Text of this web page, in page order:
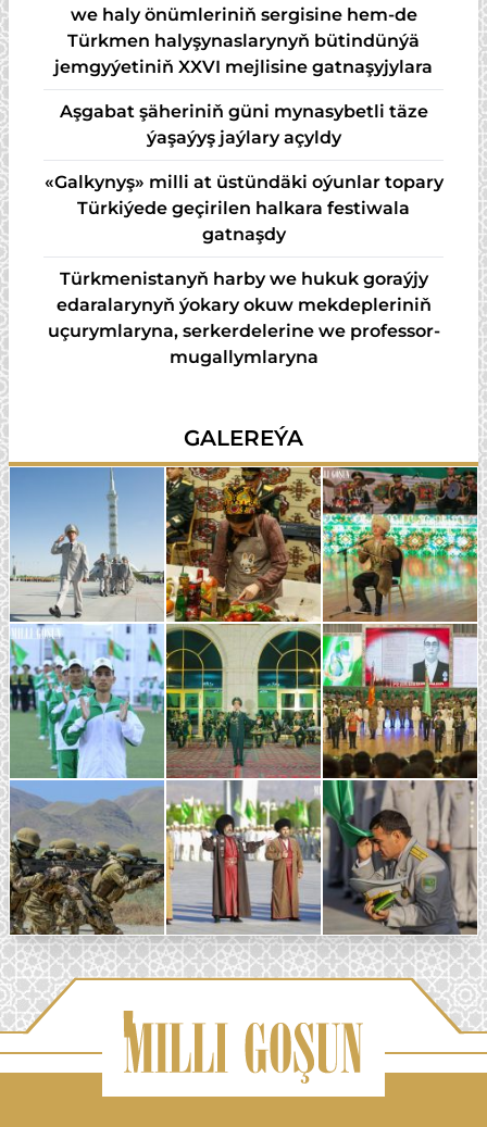
we haly önümleriniň sergisine hem-de
Türkmen halyşynaslarynyň bütindünýä
jemgyýetiniň XXVI mejlisine gatnaşyjylara
Aşgabat şäheriniň güni mynasybetli täze
ýaşaýyş jaýlary açyldy
«Galkynyş» milli at üstündäki oýunlar topary
Türkiýede geçirilen halkara festiwala
gatnaşdy
Türkmenistanyň harby we hukuk goraýjy
edaralarynyň ýokary okuw mekdepleriniň
uçurymlaryna, serkerdelerine we professor-
mugallymlaryna
GALEREÝA